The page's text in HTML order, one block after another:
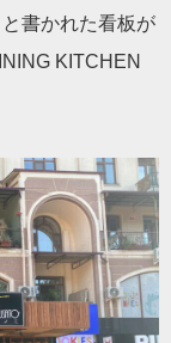
書かれた看板が
KITCHEN